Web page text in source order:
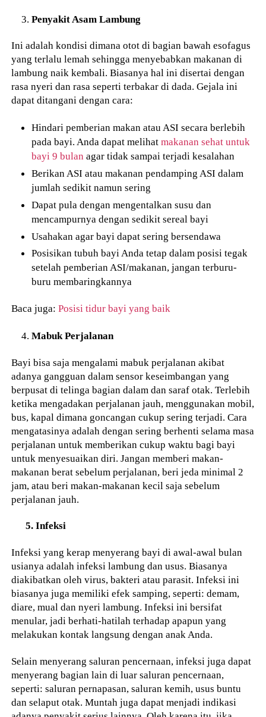
Penyakit Asam Lambung
Ini adalah kondisi dimana otot di bagian bawah esofagus
yang terlalu lemah sehingga menyebabkan makanan di
lambung naik kembali. Biasanya hal ini disertai dengan
rasa nyeri dan rasa seperti terbakar di dada. Gejala ini
dapat ditangani dengan cara:
Hindari pemberian makan atau ASI secara berlebih
pada bayi. Anda dapat melihatmakanan sehat untuk
bayi 9 bulan agar tidak sampai terjadi kesalahan
Berikan ASI atau makanan pendamping ASI dalam
jumlah sedikit namun sering
Dapat pula dengan mengentalkan susu dan
mencampurnya dengan sedikit sereal bayi
Usahakan agar bayi dapat sering bersendawa
Posisikan tubuh bayi Anda tetap dalam posisi tegak
setelah pemberian ASI/makanan, jangan terburu-
buru membaringkannya
Baca juga:Posisi tidur bayi yang baik
Mabuk Perjalanan
Bayi bisa saja mengalami mabuk perjalanan akibat
adanya gangguan dalam sensor keseimbangan yang
berpusat di telinga bagian dalam dan saraf otak. Terlebih
ketika mengadakan perjalanan jauh, menggunakan mobil,
bus, kapal dimana goncangan cukup sering terjadi. Cara
mengatasinya adalah dengan sering berhenti selama masa
perjalanan untuk memberikan cukup waktu bagi bayi
untuk menyesuaikan diri. Jangan memberi makan-
makanan berat sebelum perjalanan, beri jeda minimal 2
jam, atau beri makan-makanan kecil saja sebelum
perjalanan jauh.
5. Infeksi
Infeksi yang kerap menyerang bayi di awal-awal bulan
usianya adalah infeksi lambung dan usus. Biasanya
diakibatkan oleh virus, bakteri atau parasit. Infeksi ini
biasanya juga memiliki efek samping, seperti: demam,
diare, mual dan nyeri lambung. Infeksi ini bersifat
menular, jadi berhati-hatilah terhadap apapun yang
melakukan kontak langsung dengan anak Anda.
Selain menyerang saluran pencernaan, infeksi juga dapat
menyerang bagian lain di luar saluran pencernaan,
seperti: saluran pernapasan, saluran kemih, usus buntu
dan selaput otak. Muntah juga dapat menjadi indikasi